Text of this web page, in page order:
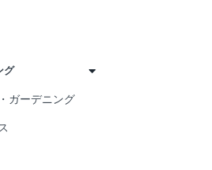
グ
ガーデニング